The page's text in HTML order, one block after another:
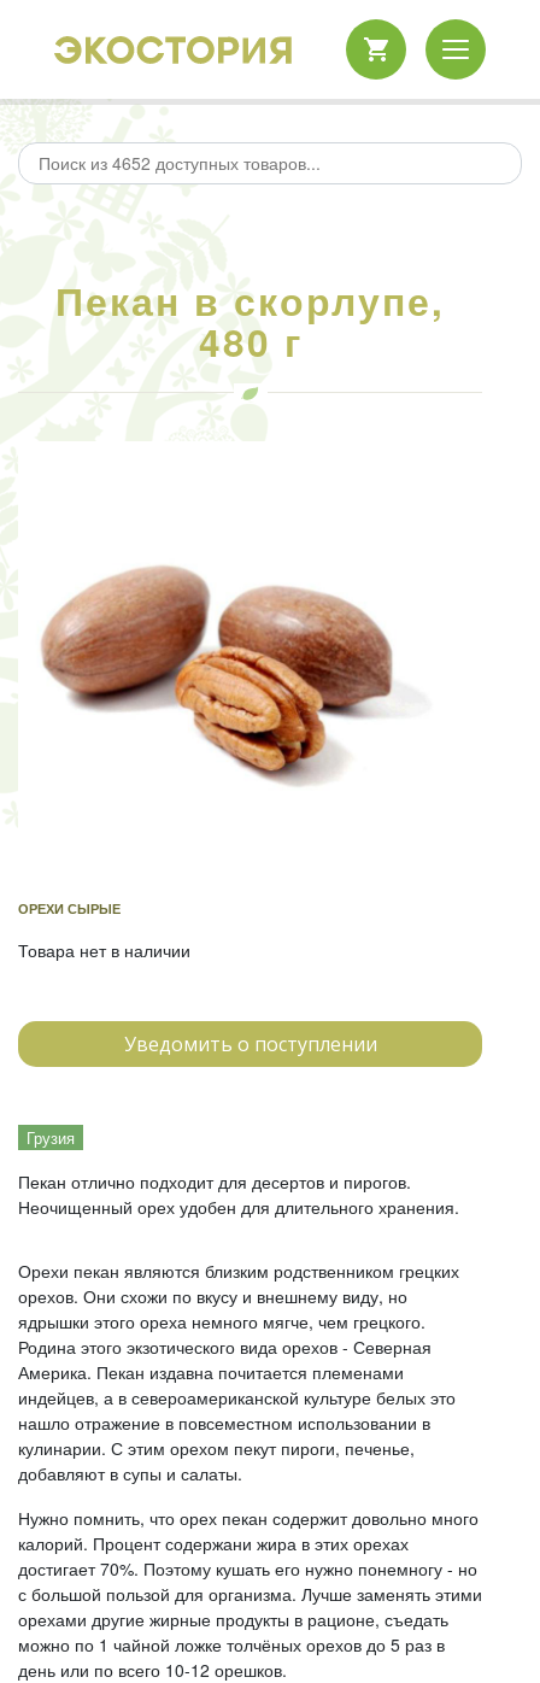
Пекан в скорлупе,
480 г
ОРЕХИ СЫРЫЕ
Товара нет в наличии
Уведомить о поступлении
Грузия
Пекан отлично подходит для десертов и пирогов.
Неочищенный орех удобен для длительного хранения.
Орехи пекан являются близким родственником грецких
орехов. Они схожи по вкусу и внешнему виду, но
ядрышки этого ореха немного мягче, чем грецкого.
Родина этого экзотического вида орехов - Северная
Америка. Пекан издавна почитается племенами
индейцев, а в североамериканской культуре белых это
нашло отражение в повсеместном использовании в
кулинарии. С этим орехом пекут пироги, печенье,
добавляют в супы и салаты.
Нужно помнить, что орех пекан содержит довольно много
калорий. Процент содержани жира в этих орехах
достигает 70%. Поэтому кушать его нужно понемногу - но
с большой пользой для организма. Лучше заменять этими
орехами другие жирные продукты в рационе, съедать
можно по 1 чайной ложке толчёных орехов до 5 раз в
день или по всего 10-12 орешков.